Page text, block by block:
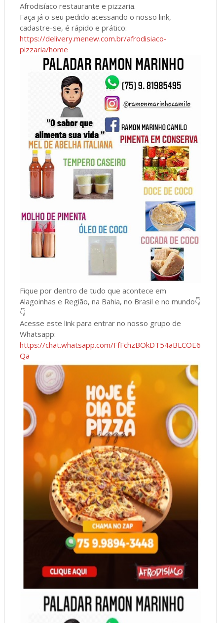
Afrodisíaco restaurante e pizzaria.
Faça já o seu pedido acessando o nosso link,
cadastre-se, é rápido e prático:
https://delivery.menew.com.br/afrodisiaco-
pizzaria/home
Fique por dentro de tudo que acontece em
Alagoinhas e Região, na Bahia, no Brasil e no mundo👇
👇
Acesse este link para entrar no nosso grupo de
Whatsapp:
https://chat.whatsapp.com/FfFchzBOkDT54aBLCOE6
Qa